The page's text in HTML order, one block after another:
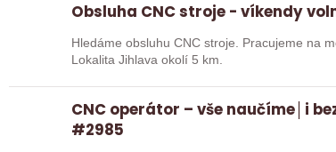
Obsluha CNC stroje - víkendy
Hledáme obsluhu CNC stroje. Pracujeme na
Lokalita Jihlava okolí 5 km.
CNC operátor – vše naučíme│i
#2985